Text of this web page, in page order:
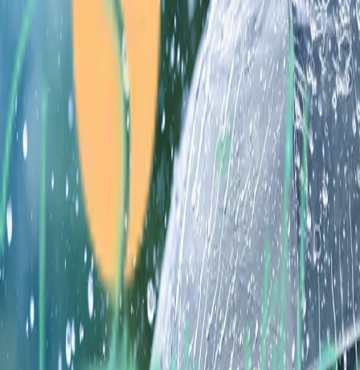
Terug
Welkom in onze app! Bekijk alle info die je nodig hebt.
Regenradar